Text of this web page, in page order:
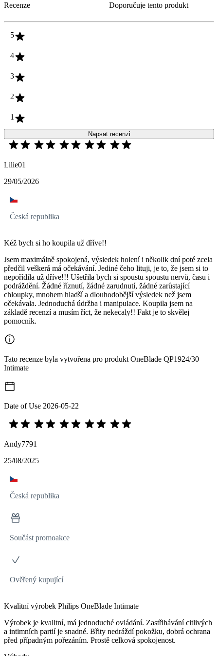
Recenze
Doporučuje tento produkt
5
4
3
2
1
Napsat recenzi
Lilie01
29/05/2026
Česká republika
Kéž bych si ho koupila už dříve!!
Jsem maximálně spokojená, výsledek holení i několik dní poté zcela
předčil veškerá má očekávání. Jediné čeho lituji, je to, že jsem si to
nepořídila už dříve!!! Ušetřila bych si spoustu spoustu nervů, času i
podráždění. Žádné říznutí, žádné zarudnutí, žádné zarůstající
chloupky, mnohem hladší a dlouhodobější výsledek než jsem
očekávala. Jednoduchá údržba i manipulace. Koupila jsem na
základě recenzí a musím říct, že nekecaly!! Fakt je to skvělej
pomocník.
Tato recenze byla vytvořena pro produkt OneBlade QP1924/30
Intimate
Date of Use 2026-05-22
Andy7791
25/08/2025
Česká republika
Součást promoakce
Ověřený kupující
Kvalitní výrobek Philips OneBlade Intimate
Výrobek je kvalitní, má jednoduché ovládání. Zastřihávání citlivých
a intimních partií je snadné. Břity nedráždí pokožku, dobrá ochrana
před případným pořezáním. Prostě celková spokojenost.